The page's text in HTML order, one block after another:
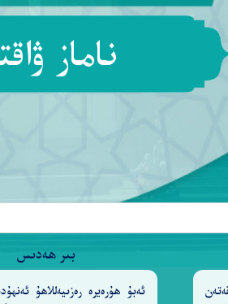
ناماز
بىر ھەدىس
ئەبۇ ھۇرەيرە رەزىيەللاھۇ
ٱللَّهُ ٱلْمُلْكَ إِذْ قَالَ
فَبُهِتَ ٱلَّذِى كَفَرَ ۗ وَٱللَّهُ